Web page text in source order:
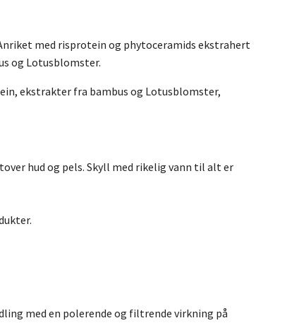
med risprotein og phytoceramids ekstrahert
og Lotusblomster.
ekstrakter fra bambus og Lotusblomster,
hud og pels. Skyll med rikelig vann til alt er
med en polerende og filtrende virkning på